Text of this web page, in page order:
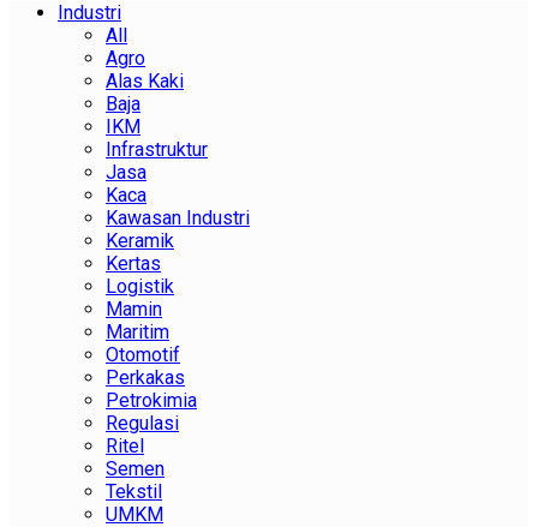
Industri
All
Agro
Alas Kaki
Baja
IKM
Infrastruktur
Jasa
Kaca
Kawasan Industri
Keramik
Kertas
Logistik
Mamin
Maritim
Otomotif
Perkakas
Petrokimia
Regulasi
Ritel
Semen
Tekstil
UMKM